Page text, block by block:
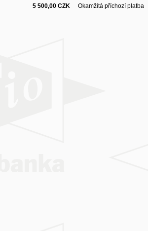
5 500,00 CZK Okamžitá příchozí platba